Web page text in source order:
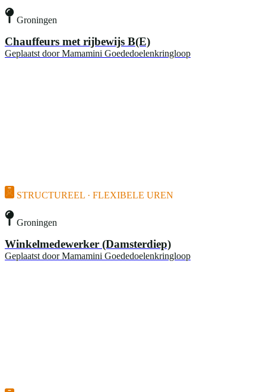
Groningen
Chauffeurs met rijbewijs B(E)
Geplaatst door Mamamini Goededoelenkringloop
STRUCTUREEL · FLEXIBELE UREN
Groningen
Winkelmedewerker (Damsterdiep)
Geplaatst door Mamamini Goededoelenkringloop